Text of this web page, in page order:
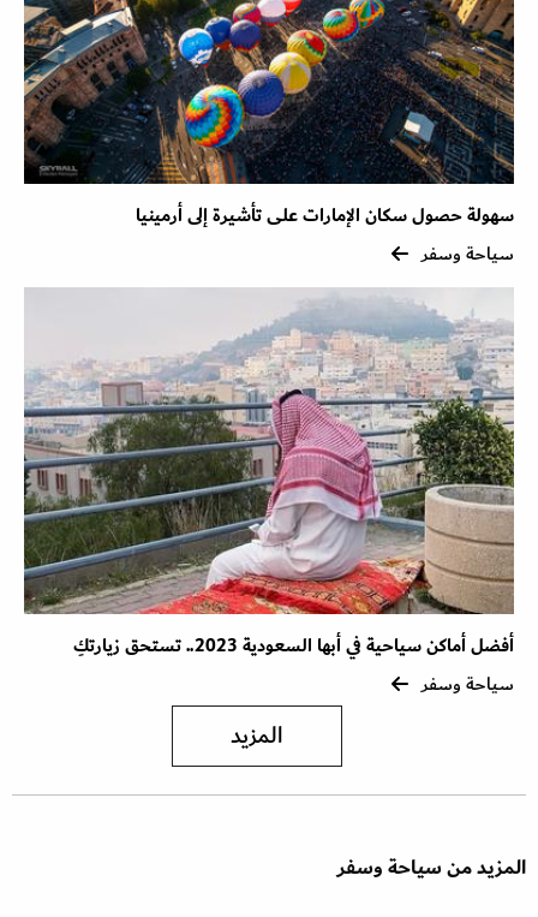
سهولة حصول سكان الإمارات على تأشيرة إلى أرمينيا
سياحة وسفر
أفضل أماكن سياحية في أبها السعودية 2023.. تستحق زيارتكِ
سياحة وسفر
المزيد
المزيد من سياحة وسفر